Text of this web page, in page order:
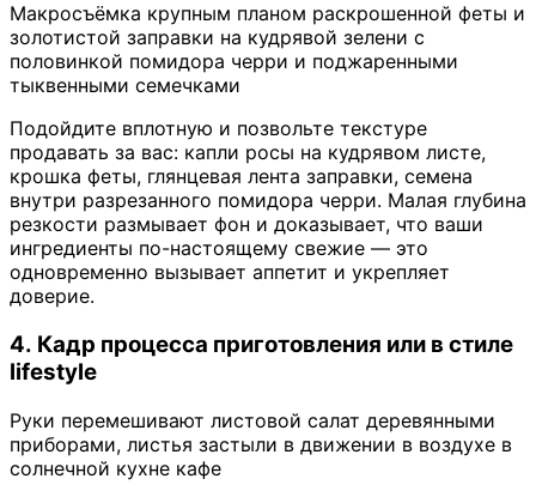
Макросъёмка крупным планом раскрошенной феты и
золотистой заправки на кудрявой зелени с
половинкой помидора черри и поджаренными
тыквенными семечками
Подойдите вплотную и позвольте текстуре
продавать за вас: капли росы на кудрявом листе,
крошка феты, глянцевая лента заправки, семена
внутри разрезанного помидора черри. Малая глубина
резкости размывает фон и доказывает, что ваши
ингредиенты по-настоящему свежие — это
одновременно вызывает аппетит и укрепляет
доверие.
4. Кадр процесса приготовления или в стиле
lifestyle
Руки перемешивают листовой салат деревянными
приборами, листья застыли в движении в воздухе в
солнечной кухне кафе